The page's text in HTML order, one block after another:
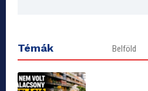
Témák Belföld